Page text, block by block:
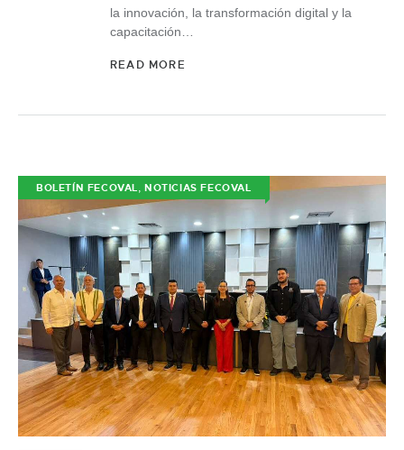
la innovación, la transformación digital y la
capacitación…
READ MORE
BOLETÍN FECOVAL, NOTICIAS FECOVAL